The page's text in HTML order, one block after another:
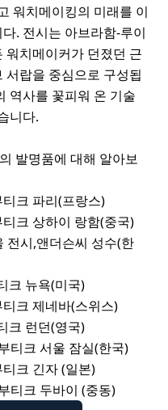
워치메이킹의 미래를 이
. 전시는 아브라함-루이
워치메이커가 던졌던 근
랍을 중심으로 구성됩
역사를 꽃피워 온 기술
니다.
발명품에 대해 알아보
크 파리(프랑스)
크 상하이 랑함(중국)
전시,앤더슨씨 성수(한
크 뉴욕(미국)
크 제네바(스위스)
크 런던(영국)
티크 서울 잠실(한국)
크 긴자 (일본)
티크 두바이 (중동)